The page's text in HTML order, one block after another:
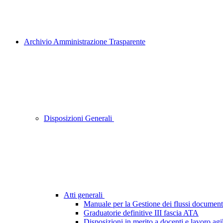
Archivio Amministrazione Trasparente
Disposizioni Generali
Atti generali
Manuale per la Gestione dei flussi
Graduatorie definitive III fascia ATA